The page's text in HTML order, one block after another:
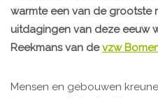
warmte een van de grootste
uitdagingen van deze eeuw
Reekmans van devzw
Mensen en gebouwen